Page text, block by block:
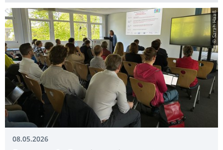
© Sarah Haaß
08.05.2026